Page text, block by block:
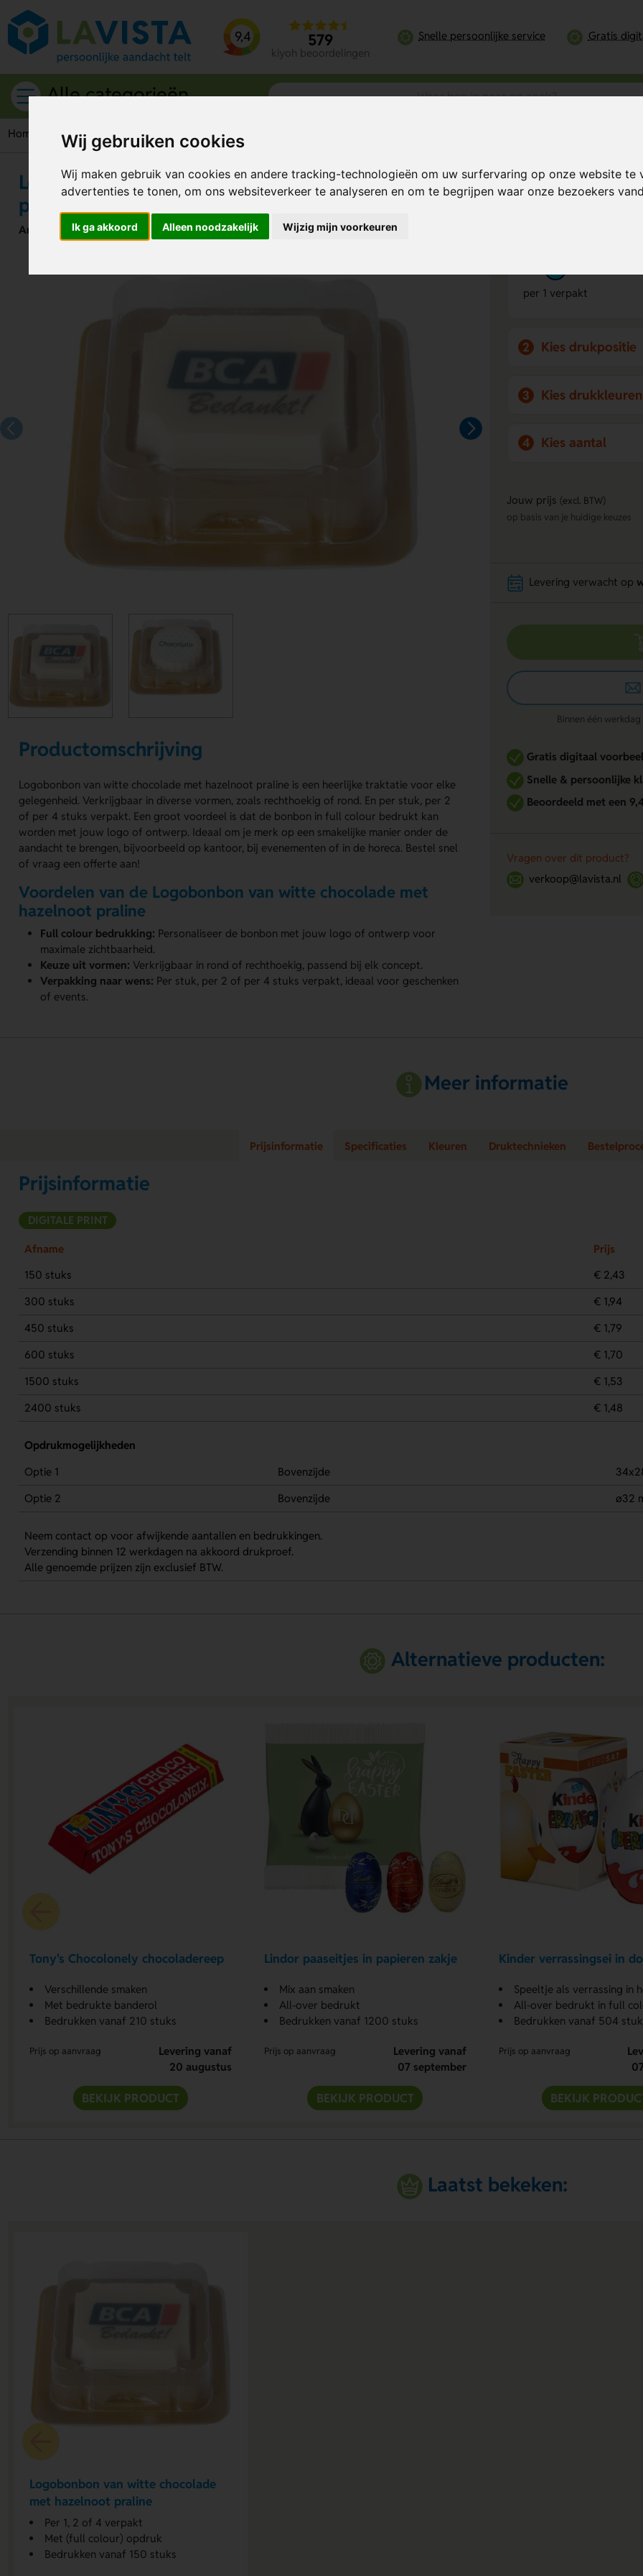
Wij gebruiken cookies
Wij maken gebruik van cookies en andere tracking-technologieën om uw surfervaring op onze website te
advertenties te tonen, om ons websiteverkeer te analyseren en om te begrijpen waar onze bezoekers
Ik ga akkoord Alleen noodzakelijk Wijzig mijn voorkeuren
9,4 579
kiyoh beoordelingen
Snelle persoonlijke service Gratis
Alle categorieën
Home Etenswaren Chocolade Logobonbon van witte chocolade met hazelnoot praline
Logobonbon van witte chocolade met hazelnoot
praline
Artikelnummer:192004
Productomschrijving
Logobonbon van witte chocolade met hazelnoot praline is een heerlijke traktatie voor elke
gelegenheid. Verkrijgbaar in diverse vormen, zoals rechthoekig of rond. En per stuk, per 2
of per 4 stuks verpakt. Een groot voordeel is dat de bonbon in full colour bedrukt kan
worden met jouw logo of ontwerp. Ideaal om je merk op een smakelijke manier onder de
aandacht te brengen, bijvoorbeeld op kantoor, bij evenementen of in de horeca. Bestel snel
of vraag een offerte aan!
Voordelen van de Logobonbon van witte chocolade met
hazelnoot praline
Full colour bedrukking: Personaliseer de bonbon met jouw logo of ontwerp voor
maximale zichtbaarheid.
Keuze uit vormen: Verkrijgbaar in rond of rechthoekig, passend bij elk concept.
Verpakking naar wens: Per stuk, per 2 of per 4 stuks verpakt, ideaal voor geschenken
of events.
Bereken mijn
per 1 verpakt
2 Kies drukpositie
3 Kies drukkleuren
4 Kies aantal
Jouw prijs (excl. BTW)
op basis van je huidige keuzes
Levering verwacht op
Binnen één
Gratis digitaal
Snelle & persoonlijke
Beoordeeld met een
Vragen over dit product?
verkoop@lavista.nl
Meer informatie
Prijsinformatie Specificaties Kleuren Druktechnieken
Prijsinformatie
DIGITALE PRINT
Afname
Prijs
150 stuks
€ 2,43
300 stuks
€ 1,94
450 stuks
€ 1,79
600 stuks
€ 1,70
1500 stuks
€ 1,53
2400 stuks
€ 1,48
Opdrukmogelijkheden
Optie 1
Bovenzijde
Optie 2
Bovenzijde ø32
Neem contact op voor afwijkende aantallen en bedrukkingen.
Verzending binnen 12 werkdagen na akkoord drukproef.
Alle genoemde prijzen zijn exclusief BTW.
Alternatieve producten:
Tony's Chocolonely chocoladereep
Verschillende smaken
Met bedrukte banderol
Bedrukken vanaf 210 stuks
Prijs op aanvraag
Levering vanaf
20 augustus
BEKIJK PRODUCT
Lindor paaseitjes in papieren zakje
Mix aan smaken
All-over bedrukt
Bedrukken vanaf 1200 stuks
Prijs op aanvraag
Levering vanaf
07 september
BEKIJK PRODUCT
Kinder verrassingsei in
Speeltje als verrassing in
All-over bedrukt in full
Bedrukken vanaf 504
Prijs op aanvraag
BEKIJK
Laatst bekeken:
Logobonbon van witte chocolade
met hazelnoot praline
Per 1, 2 of 4 verpakt
Met (full colour) opdruk
Bedrukken vanaf 150 stuks